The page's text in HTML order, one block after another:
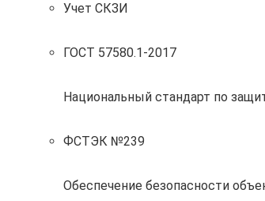
Учет СКЗИ
ГОСТ 57580.1-2017
Национальный стандарт по
ФСТЭК №239
Обеспечение безопасности